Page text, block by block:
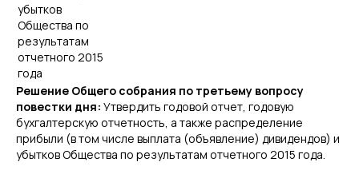
убытков
Общества по
результатам
отчетного 2015
года
Решение Общего собрания по третьему вопросу
повестки дня: Утвердить годовой отчет, годовую
бухгалтерскую отчетность, а также распределение
прибыли (в том числе выплата (объявление) дивидендов) и
убытков Общества по результатам отчетного 2015 года.